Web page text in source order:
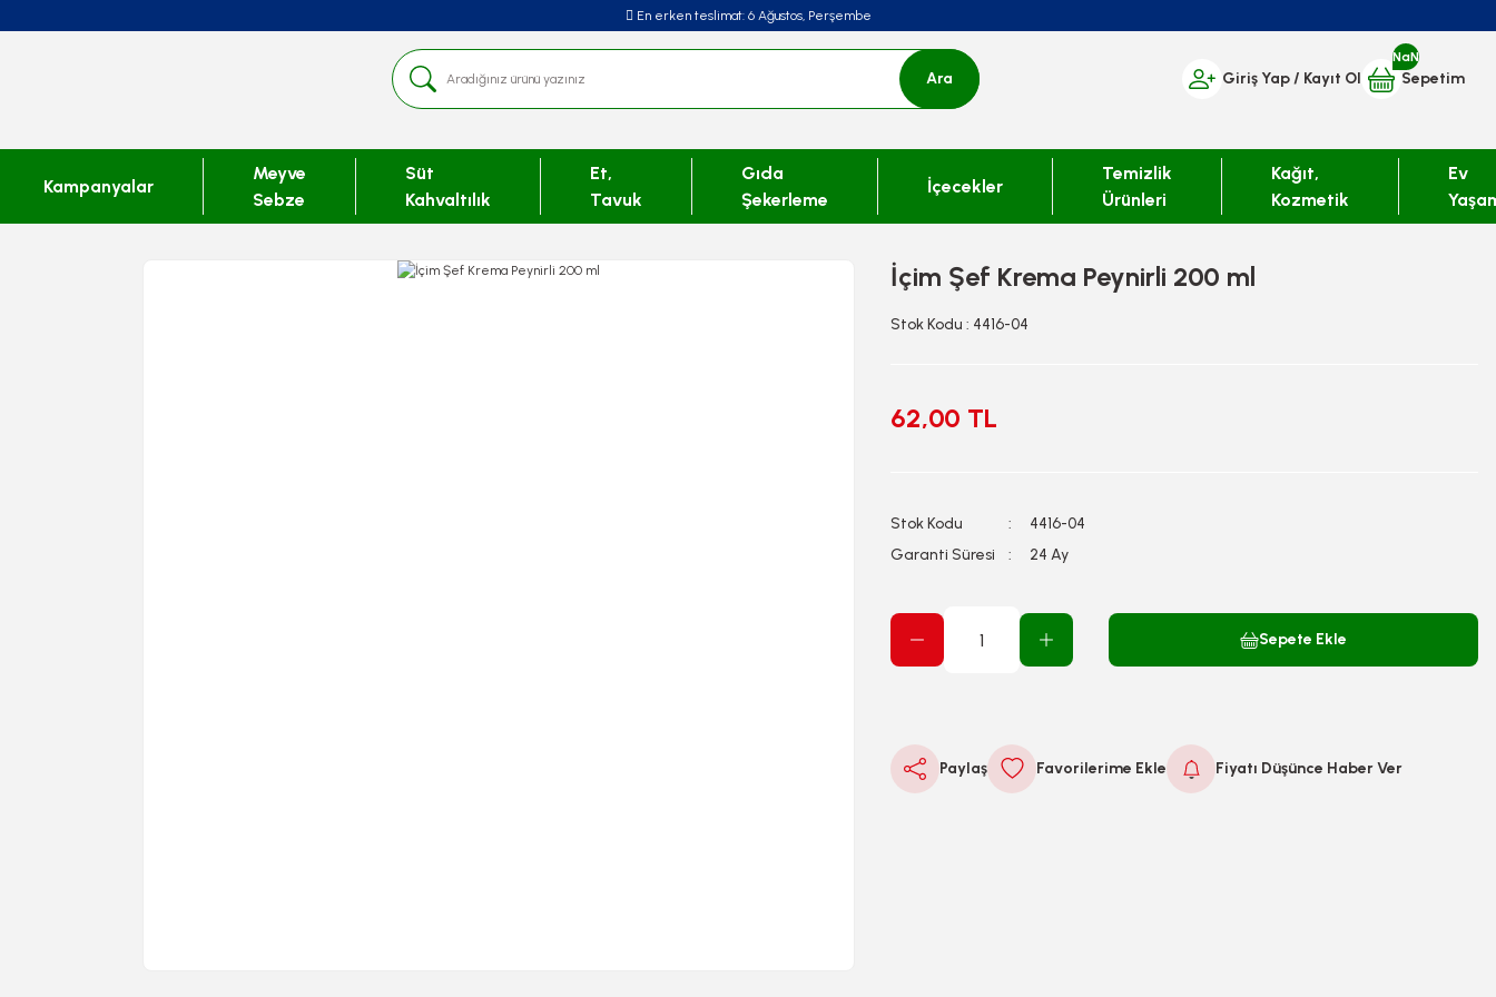
En erken teslimat: 6 Ağustos, Perşembe
Ara Giriş Yap/ Kayıt Ol
NaN
Sepetim
Kampanyalar
Meyve
Sebze
Süt
Kahvaltılık
Et,
Tavuk
Gıda
Şekerleme
İçecekler
Temizlik
Ürünleri
Kağıt,
Kozmetik
Ev
İçim Şef Krema Peynirli 200 ml
Stok Kodu : 4416-04
62,00 TL
Stok Kodu
4416-04
Garanti Süresi
24 Ay
Sepete Ekle
Paylaş Fiyatı Düşünce Haber Ver